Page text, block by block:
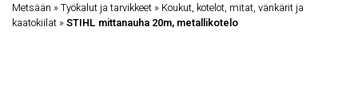
Metsään »Työkalut ja tarvikkeet » Koukut, kotelot, mitat, vänkärit ja
kaatokiilat »STIHL mittanauha 20m, metallikotelo